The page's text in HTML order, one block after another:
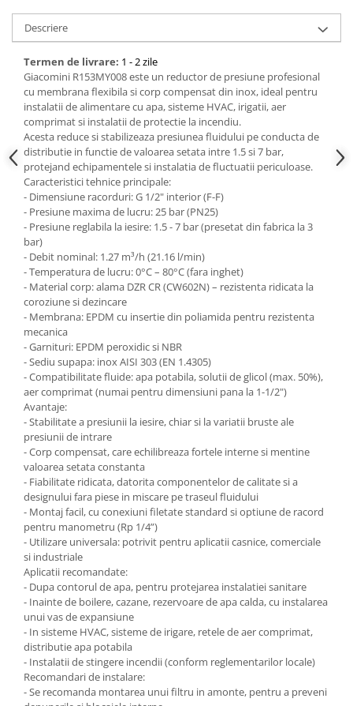
Bucatarie
Mobila bucatarie
Dulapuri si rafturi depozitare
Mese bucatarie si living
Mobilier bucatarie
Scaune bucatarie & living
Vase & ustensile pentru gatit
Tigai si seturi
Oale si cratite
Oale sub presiune
Tavi
Ustensile bucatarie
Accesorii pentru bucatarie
Cosuri de gunoi
Suporturi si accesorii de bucatarie
Living & hol
Mobila living
Comode
Mese cafea si decorative
Rafturi si biblioteci
Tabureti si fotolii
Mobila hol
Cuiere
Descriere
Termen de livrare: 1 - 2 zile
Giacomini R153MY008 este un reductor de presiune profesional
cu membrana flexibila si corp compensat din inox, ideal pentru
instalatii de alimentare cu apa, sisteme HVAC, irigatii, aer
comprimat si instalatii de protectie la incendiu.
Acesta reduce si stabilizeaza presiunea fluidului pe conducta de
distributie in functie de valoarea setata intre 1.5 si 7 bar,
protejand echipamentele si instalatia de fluctuatii periculoase.
Caracteristici tehnice principale:
- Dimensiune racorduri: G 1/2" interior (F-F)
- Presiune maxima de lucru: 25 bar (PN25)
- Presiune reglabila la iesire: 1.5 - 7 bar (presetat din fabrica la 3
bar)
- Debit nominal: 1.27 m³/h (21.16 l/min)
- Temperatura de lucru: 0°C – 80°C (fara inghet)
- Material corp: alama DZR CR (CW602N) – rezistenta ridicata la
coroziune si dezincare
- Membrana: EPDM cu insertie din poliamida pentru rezistenta
mecanica
- Garnituri: EPDM peroxidic si NBR
- Sediu supapa: inox AISI 303 (EN 1.4305)
- Compatibilitate fluide: apa potabila, solutii de glicol (max. 50%),
aer comprimat (numai pentru dimensiuni pana la 1-1/2")
Avantaje:
- Stabilitate a presiunii la iesire, chiar si la variatii bruste ale
presiunii de intrare
- Corp compensat, care echilibreaza fortele interne si mentine
valoarea setata constanta
- Fiabilitate ridicata, datorita componentelor de calitate si a
designului fara piese in miscare pe traseul fluidului
- Montaj facil, cu conexiuni filetate standard si optiune de racord
pentru manometru (Rp 1/4”)
- Utilizare universala: potrivit pentru aplicatii casnice, comerciale
si industriale
Aplicatii recomandate:
- Dupa contorul de apa, pentru protejarea instalatiei sanitare
- Inainte de boilere, cazane, rezervoare de apa calda, cu instalarea
unui vas de expansiune
- In sisteme HVAC, sisteme de irigare, retele de aer comprimat,
distributie apa potabila
- Instalatii de stingere incendii (conform reglementarilor locale)
Recomandari de instalare:
- Se recomanda montarea unui filtru in amonte, pentru a preveni